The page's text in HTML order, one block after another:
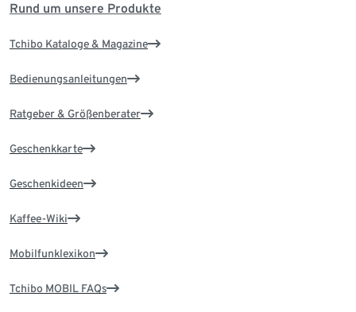
Rund um unsere Produkte
Tchibo Kataloge & Magazine
Bedienungsanleitungen
Ratgeber & Größenberater
Geschenkkarte
Geschenkideen
Kaffee-Wiki
Mobilfunklexikon
Tchibo MOBIL FAQs